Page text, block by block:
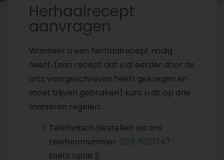
Herhaalrecept
aanvragen
Wanneer u een herhaalrecept nodig
heeft, (een recept dat u al eerder door de
arts voorgeschreven heeft gekregen en
moet blijven gebruiken) kunt u dit op drie
manieren regelen:
Telefonisch bestellen via ons
telefoonnummer: 023-5321747 :
toets optie 2.